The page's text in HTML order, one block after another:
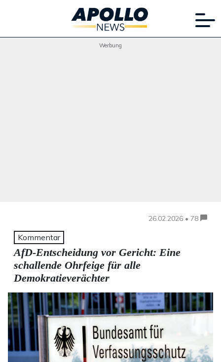
Werbung
26.02.2026 • 78
Kommentar
AfD-Entscheidung vor Gericht: Eine
schallende Ohrfeige für alle
Demokratieverächter